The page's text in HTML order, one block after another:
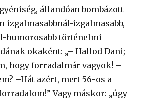
állandóan bombázott
izgalmasabbnál-izgalmasabb,
humorosabb történelmi
okaként: „– Hallod Dani;
hogy forradalmár vagyok! –
–Hát azért, mert 56-os a
Vagy máskor: „úgy